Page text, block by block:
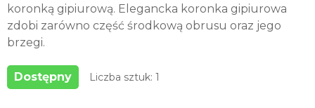
koronką gipiurową. Elegancka koronka gipiurowa
zdobi zarówno część środkową obrusu oraz jego
brzegi.
Dostępny Liczba sztuk: 1